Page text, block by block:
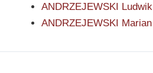
ANDRZEJEWSKI Ludwik
ANDRZEJEWSKI Marian